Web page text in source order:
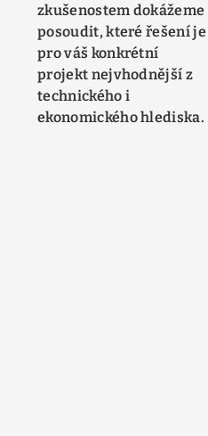
zkušenostem dokážeme
posoudit, které řešení je
pro váš konkrétní
projekt nejvhodnější z
technického i
ekonomického hlediska.